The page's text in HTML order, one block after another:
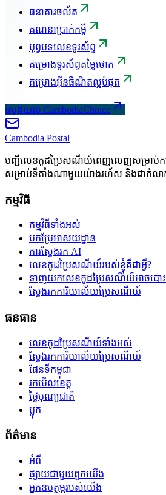
ធនាគារចល័ត
គណនាប្រាក់កម្ចី
បុព្វបទលេខទូរស័ព្ទ
គម្រោងទូរស័ព្ទតម្លៃថោក
គម្រោងអ៊ីនធឺណិតល្អបំផុត
ស្វែងយល់ CambodiaChoice
Cambodia Postal
បញ្ជីលេខកូដប្រៃសណីយ៍ពេញលេញសម្រាប់កម្
សម្រាប់ទីតាំងណាមួយយ៉ាងរហ័ស និងជាក់លា
កម្មវិធី
កម្មវិធីទាំងអស់
បកប្រែអាសយដ្ឋាន
ការស្វែងរក AI
លេខកូដប្រៃសណីយ៍របស់ខ្ញុំគឺជាអ្វី?
ទាញយកលេខកូដប្រៃសណីយ៍អាចបោះ
ស្វែងរកការិយាល័យប្រៃសណីយ៍
ធនធាន
លេខកូដប្រៃសណីយ៍ទាំងអស់
ស្វែងរកការិយាល័យប្រៃសណីយ៍
ផែនទីកម្ពុជា
រកមើលខេត្ត
ថ្ងៃបុណ្យជាតិ
ប្លុក
ព័ត៌មាន
អំពី
ផ្សាយជាមួយពួកយើង
អ្នកឧបត្ថម្ភរបស់យើង